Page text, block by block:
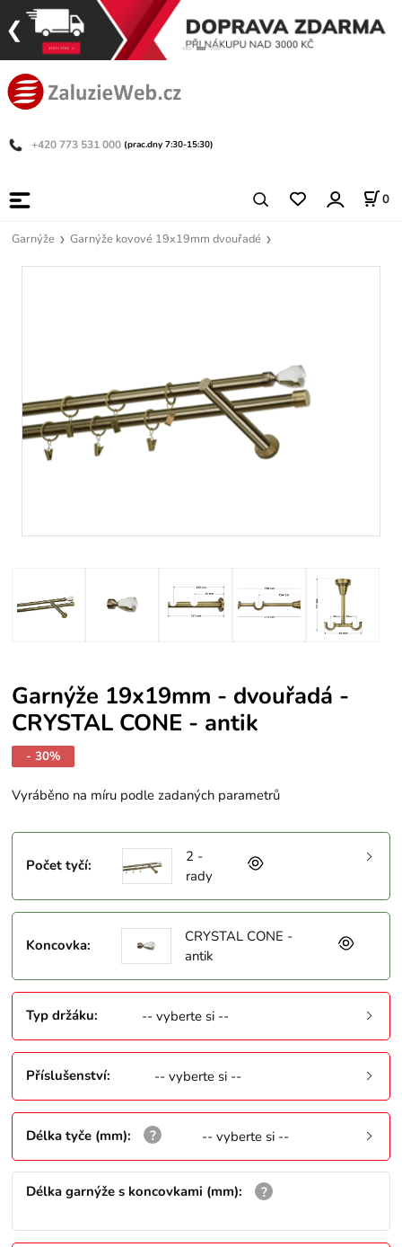
+420 773 531 000 (prac.dny 7:30-15:30)
0
Garnýže Garnýže kovové 19x19mm dvouřadé
Garnýže 19x19mm - dvouřadá -
CRYSTAL CONE - antik
- 30%
Vyráběno na míru podle zadaných parametrů
Počet tyčí:
2 -
rady
Koncovka:
CRYSTAL CONE -
antik
Typ držáku: -- vyberte si --
Příslušenství: -- vyberte si --
Délka tyče (mm): -- vyberte si --
Délka garnýže s koncovkami (mm):